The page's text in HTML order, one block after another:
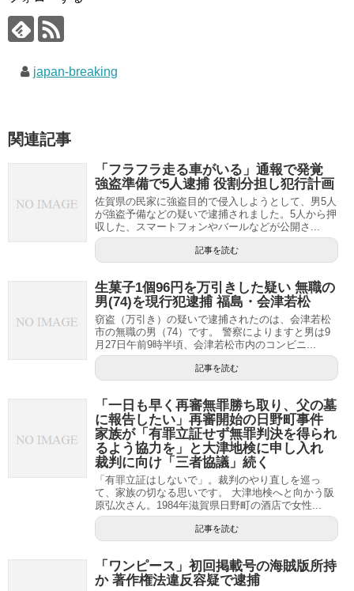
japan-breaking
関連記事
「フラフラ走る車がいる」通報で発覚
強盗準備で5人逮捕 役割分担し犯行計画
佐賀県の民家に強盗目的で侵入しようとして、男5人
が強盗予備などの疑いで逮捕されました。5人から押
収した、スマートフォンやバールなどが公開さ...
記事を読む
生菓子1個96円を万引きした疑い 無職の
男(74)を現行犯逮捕 福島・会津若松
窃盗（万引き）の疑いで逮捕されたのは、会津若松
市の無職の男（74）です。 警察によりますと男は9
月27日午前9時半頃、会津若松市内のコンビニ...
記事を読む
「一日も早く再審無罪勝ち取り、父の墓
に報告したい」再審開始の日野町事件
家族が「有罪立証せず無罪判決を得られ
るよう協力を」と大津地検に申し入れ
裁判に向け「三者協議」続く
「有罪立証はしないで」。裁判のやり直しを巡っ
て、家族の切なる思いです。 大津地検へと向かう阪
原弘次さん。1984年滋賀県日野町の酒店で女性...
記事を読む
「ワンピース」初回掲載号の海賊版所持
か 著作権法違反容疑で逮捕